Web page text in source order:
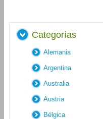
Categorías
Alemania
Argentina
Australia
Austria
Bélgica